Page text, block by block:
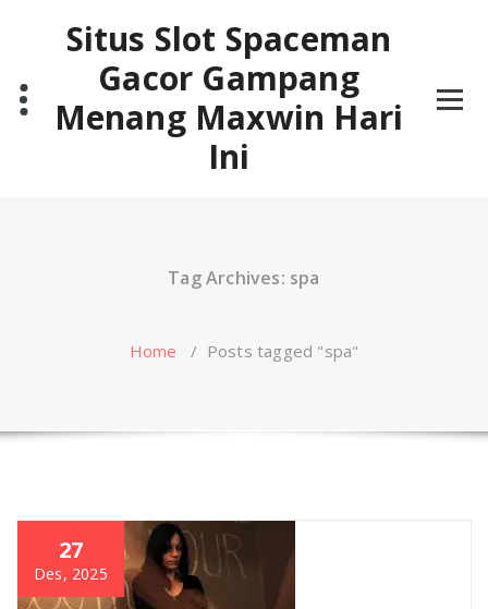
Situs Slot Spaceman
Gacor Gampang
Menang Maxwin Hari
Ini
Tag Archives: spa
Home / Posts tagged "spa"
27
Des, 2025